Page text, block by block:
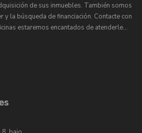
de sus inmuebles. También somos
y la búsqueda de financiación. Contacte con
estaremos encantados de atenderle…